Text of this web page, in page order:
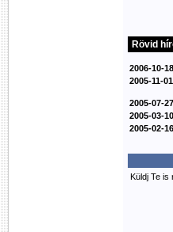
Rövid
2006-10-18
2005-11-01
2005-07-27
2005-03-10
2005-02-16
Küldj Te is